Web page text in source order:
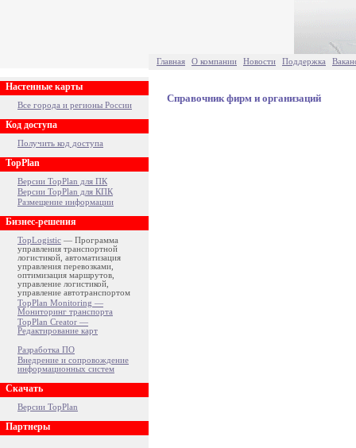
Главная О компании Новости Поддержка
Настенные карты
Все города и регионы России
Код доступа
Получить код доступа
TopPlan
Версии TopPlan для ПК
Версии TopPlan для КПК
Размещение информации
Бизнес-решения
TopLogistic — Программа
управления транспортной
логистикой, автоматизация
управления перевозками,
оптимизация маршрутов,
управление логистикой,
управление автотранспортом
TopPlan Monitoring —
Мониторинг транспорта
TopPlan Creator —
Редактирование карт
Разработка ПО
Внедрение и сопровождение
информационных систем
Скачать
Версии TopPlan
Партнеры
Справочник фирм и организаций